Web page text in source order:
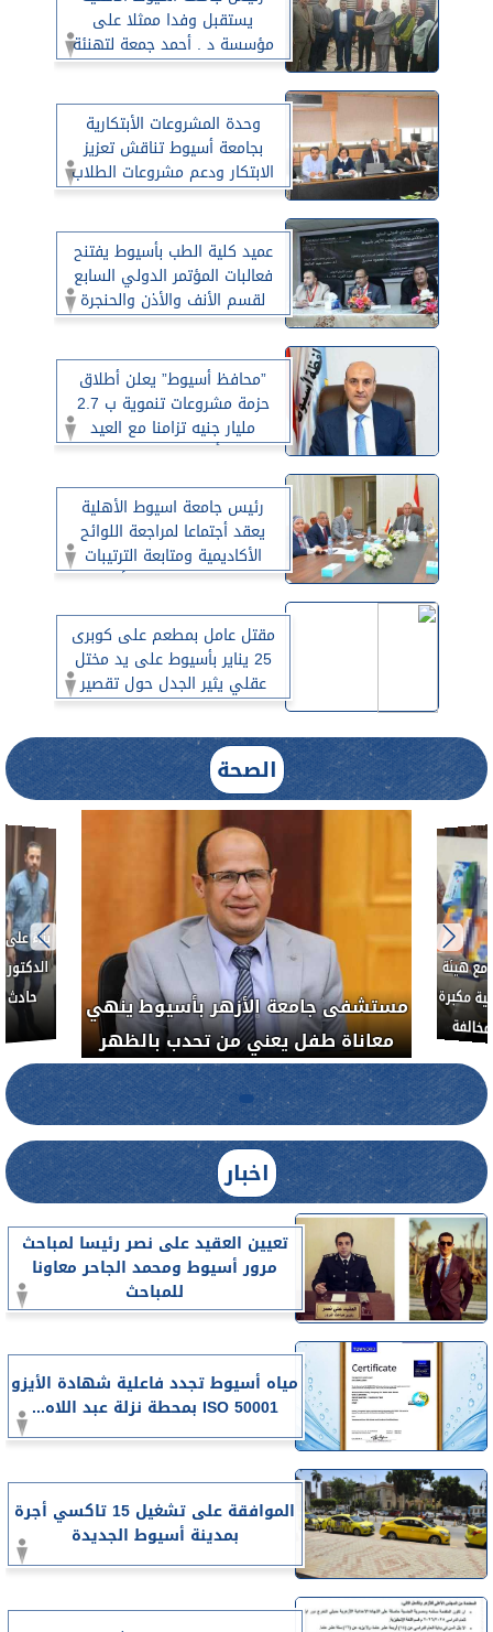
يستقبل وفدا ممثلا على
مؤسسة د . أحمد جمعة لتهنئة
سيادته عن منصبه الجديد وبحث
وحدة المشروعات الأبتكارية
بجامعة أسيوط تناقش تعزيز
الابتكار ودعم مشروعات الطلاب
عميد كلية الطب بأسيوط يفتنح
فعالبات المؤتمر الدولي السابع
لقسم الأنف والأذن والحنجرة
”محافظ أسيوط” يعلن أطلاق
حزمة مشروعات تنموية ب 2.7
مليار جنيه تزامنا مع العيد
القومي أفتتاح عدد منها ووضع
رئيس جامعة اسيوط الأهلية
يعقد أجتماعا لمراجعة اللوائح
الأكاديمية ومتابعة الترتيبات
اللازمة لتخريج الدفعة الأولى من
مقتل عامل بمطعم على كوبرى
25 يناير بأسيوط على يد مختل
عقلي يثير الجدل حول تقصير
الرعاية النفسية
الصحة
العلاج الحر بمنفلوط بالتعاون مع هيئة
الدواء المصرية يشن حملة رقابية مكبرة
لضبط المنشآت الطبية المخالفة.....
اخبار
تعيين العقيد على نصر رئيسا لمباحث
مرور أسيوط ومحمد الجاحر معاونا
للمباحث
مياه أسيوط تجدد فاعلية شهادة الأيزو
ISO 50001 بمحطة نزلة عبد اللاه...
الموافقة على تشغيل 15 تاكسي أجرة
بمدينة أسيوط الجديدة